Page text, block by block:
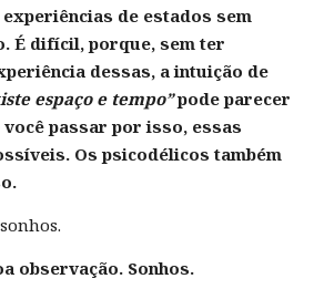
de estados sem
É difícil, porque, sem ter
dessas, a intuição de
espaço e tempo”pode parecer
passar por isso, essas
Os psicodélicos também
observação. Sonhos.